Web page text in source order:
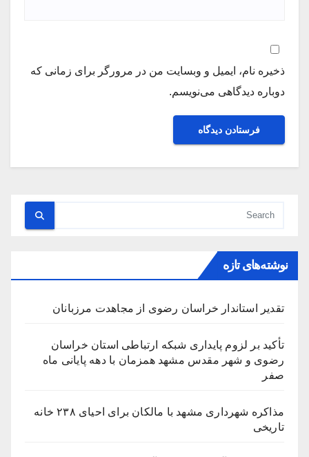
ذخیره نام، ایمیل و وبسایت من در مرورگر برای زمانی که
دوباره دیدگاهی می‌نویسم.
نوشته‌های تازه
تقدیر استاندار خراسان رضوی از مجاهدت مرزبانان
تأکید بر لزوم پایداری شبکه ارتباطی استان خراسان
رضوی و شهر مقدس مشهد همزمان با دهه پایانی ماه
صفر
مذاکره شهرداری مشهد با مالکان برای احیای ۲۳۸ خانه
تاریخی